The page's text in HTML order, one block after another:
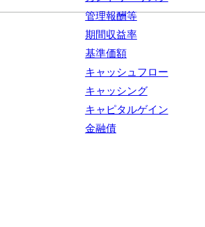
管理報酬等
期間収益率
基準価額
キャッシュフロー
キャッシング
キャピタルゲイン
金融債